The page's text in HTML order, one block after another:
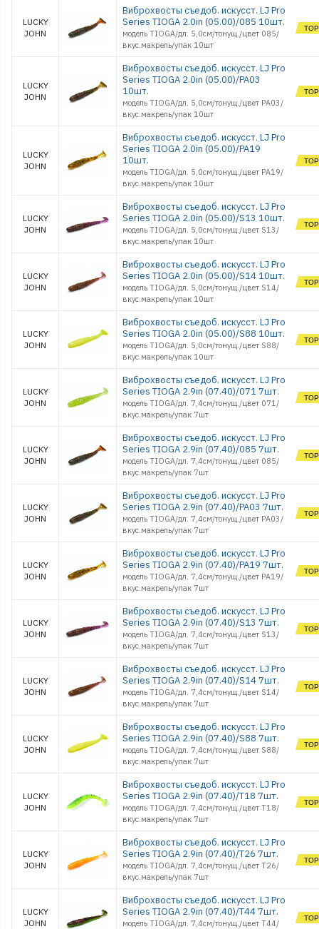
Поводки
Подсачеки, садки
Поплавки
Приманки морские
силиконовые
силиконовые
Принадлежности
Рекламные товары
Рыбки поролоновые
Санки
Светлячки
Спасжилеты
Стенды и
оборудование
Сторожки, кивки,
шестики
Сумки, Рюкзаки,
Емкости
Удочки зимние
Чехлы и Тубусы
LUCKY
JOHN
Виброхвосты съедоб. искусст. LJ Pro
Series TIOGA 2.0in (05.00)/085 10шт.
модель TIOGA/дл. 5,0см/тонущ./цвет 085/
вкус.макрель/упак 10шт
LUCKY
JOHN
Виброхвосты съедоб. искусст. LJ Pro
Series TIOGA 2.0in (05.00)/PA03
10шт.
модель TIOGA/дл. 5,0см/тонущ./цвет PA03/
вкус.макрель/упак 10шт
LUCKY
JOHN
Виброхвосты съедоб. искусст. LJ Pro
Series TIOGA 2.0in (05.00)/PA19
10шт.
модель TIOGA/дл. 5,0см/тонущ./цвет PA19/
вкус.макрель/упак 10шт
LUCKY
JOHN
Виброхвосты съедоб. искусст. LJ Pro
Series TIOGA 2.0in (05.00)/S13 10шт.
модель TIOGA/дл. 5,0см/тонущ./цвет S13/
вкус.макрель/упак 10шт
LUCKY
JOHN
Виброхвосты съедоб. искусст. LJ Pro
Series TIOGA 2.0in (05.00)/S14 10шт.
модель TIOGA/дл. 5,0см/тонущ./цвет S14/
вкус.макрель/упак 10шт
LUCKY
JOHN
Виброхвосты съедоб. искусст. LJ Pro
Series TIOGA 2.0in (05.00)/S88 10шт.
модель TIOGA/дл. 5,0см/тонущ./цвет S88/
вкус.макрель/упак 10шт
LUCKY
JOHN
Виброхвосты съедоб. искусст. LJ Pro
Series TIOGA 2.9in (07.40)/071 7шт.
модель TIOGA/дл. 7,4см/тонущ./цвет 071/
вкус.макрель/упак 7шт
LUCKY
JOHN
Виброхвосты съедоб. искусст. LJ Pro
Series TIOGA 2.9in (07.40)/085 7шт.
модель TIOGA/дл. 7,4см/тонущ./цвет 085/
вкус.макрель/упак 7шт
LUCKY
JOHN
Виброхвосты съедоб. искусст. LJ Pro
Series TIOGA 2.9in (07.40)/PA03 7шт.
модель TIOGA/дл. 7,4см/тонущ./цвет PA03/
вкус.макрель/упак 7шт
LUCKY
JOHN
Виброхвосты съедоб. искусст. LJ Pro
Series TIOGA 2.9in (07.40)/PA19 7шт.
модель TIOGA/дл. 7,4см/тонущ./цвет PA19/
вкус.макрель/упак 7шт
LUCKY
JOHN
Виброхвосты съедоб. искусст. LJ Pro
Series TIOGA 2.9in (07.40)/S13 7шт.
модель TIOGA/дл. 7,4см/тонущ./цвет S13/
вкус.макрель/упак 7шт
LUCKY
JOHN
Виброхвосты съедоб. искусст. LJ Pro
Series TIOGA 2.9in (07.40)/S14 7шт.
модель TIOGA/дл. 7,4см/тонущ./цвет S14/
вкус.макрель/упак 7шт
LUCKY
JOHN
Виброхвосты съедоб. искусст. LJ Pro
Series TIOGA 2.9in (07.40)/S88 7шт.
модель TIOGA/дл. 7,4см/тонущ./цвет S88/
вкус.макрель/упак 7шт
LUCKY
JOHN
Виброхвосты съедоб. искусст. LJ Pro
Series TIOGA 2.9in (07.40)/T18 7шт.
модель TIOGA/дл. 7,4см/тонущ./цвет T18/
вкус.макрель/упак 7шт
LUCKY
JOHN
Виброхвосты съедоб. искусст. LJ Pro
Series TIOGA 2.9in (07.40)/T26 7шт.
модель TIOGA/дл. 7,4см/тонущ./цвет T26/
вкус.макрель/упак 7шт
LUCKY
JOHN
Виброхвосты съедоб. искусст. LJ Pro
Series TIOGA 2.9in (07.40)/T44 7шт.
модель TIOGA/дл. 7,4см/тонущ./цвет T44/